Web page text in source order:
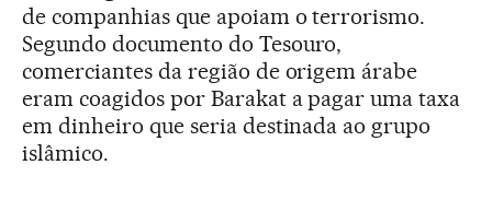
de companhias que apoiam o terrorismo.
Segundo documento do Tesouro,
comerciantes da região de origem árabe
eram coagidos por Barakat a pagar uma taxa
em dinheiro que seria destinada ao grupo
islâmico.